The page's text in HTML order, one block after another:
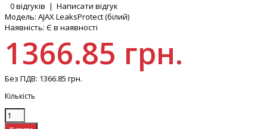
0 відгуків | Написати відгук
Модель: AJAX LeaksProtect (білий)
Наявність: Є в наявності
1366.85 грн.
Без ПДВ: 1366.85 грн.
Кількість